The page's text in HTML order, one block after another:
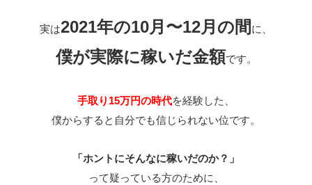
実は2021年の10月〜12月の間 に、
僕が実際に稼いだ金額です。
手取り15万円の時代を経験した、
僕からすると自分でも信じられない位です。
「ホントにそんなに稼いだのか？」
って疑っている方のために、